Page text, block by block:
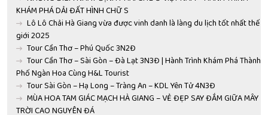
KHÁM PHÁ DẢI ĐẤT HÌNH CHỮ S
Lô Lô Chải Hà Giang vừa được vinh danh là làng du lịch tốt nhất thế
giới 2025
Tour Cần Thơ – Phú Quốc 3N2Đ
Tour Cần Thơ – Sài Gòn – Đà Lạt 3N3Đ | Hành Trình Khám Phá Thành
Phố Ngàn Hoa Cùng H&L Tourist
Tour Sài Gòn – Hạ Long – Tràng An – KDL Yên Tử 4N3Đ
MÙA HOA TAM GIÁC MẠCH HÀ GIANG – VẺ ĐẸP SAY ĐẮM GIỮA MÂY
TRỜI CAO NGUYÊN ĐÁ